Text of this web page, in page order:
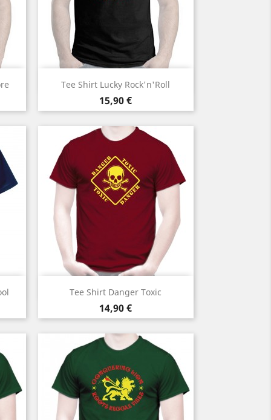
Tee Shirt Lucky Rock'n'Roll
Prix
15,90 €
Aperçu rapide
Tee Shirt Danger Toxic
Prix
14,90 €
Aperçu rapide